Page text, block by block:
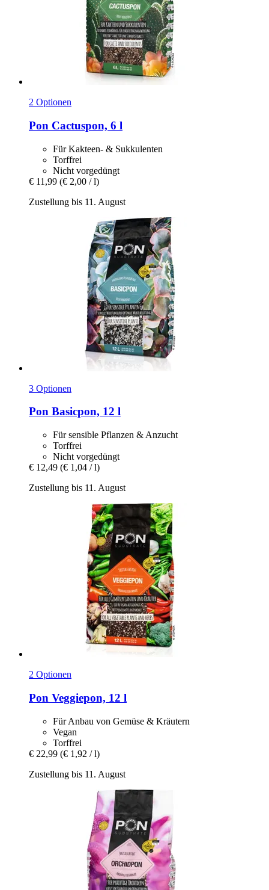
2 Optionen
Pon Cactuspon, 6 l
Für Kakteen- & Sukkulenten
Torffrei
Nicht vorgedüngt
€ 11,99 (€ 2,00 / l)
Zustellung bis 11. August
3 Optionen
Pon Basicpon, 12 l
Für sensible Pflanzen & Anzucht
Torffrei
Nicht vorgedüngt
€ 12,49 (€ 1,04 / l)
Zustellung bis 11. August
2 Optionen
Pon Veggiepon, 12 l
Für Anbau von Gemüse & Kräutern
Vegan
Torffrei
€ 22,99 (€ 1,92 / l)
Zustellung bis 11. August